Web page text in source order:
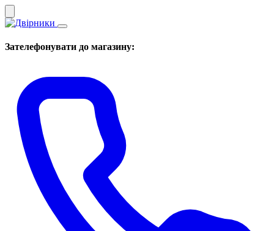
Зателефонувати до магазину: